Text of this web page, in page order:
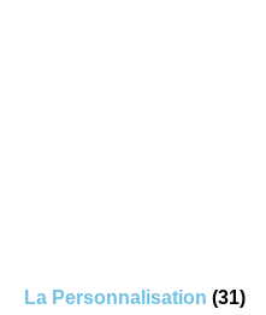
La Personnalisation (31)